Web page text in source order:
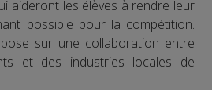
aideront les élèves à rendre leur
possible pour la compétition.
sur une collaboration entre
et des industries locales de